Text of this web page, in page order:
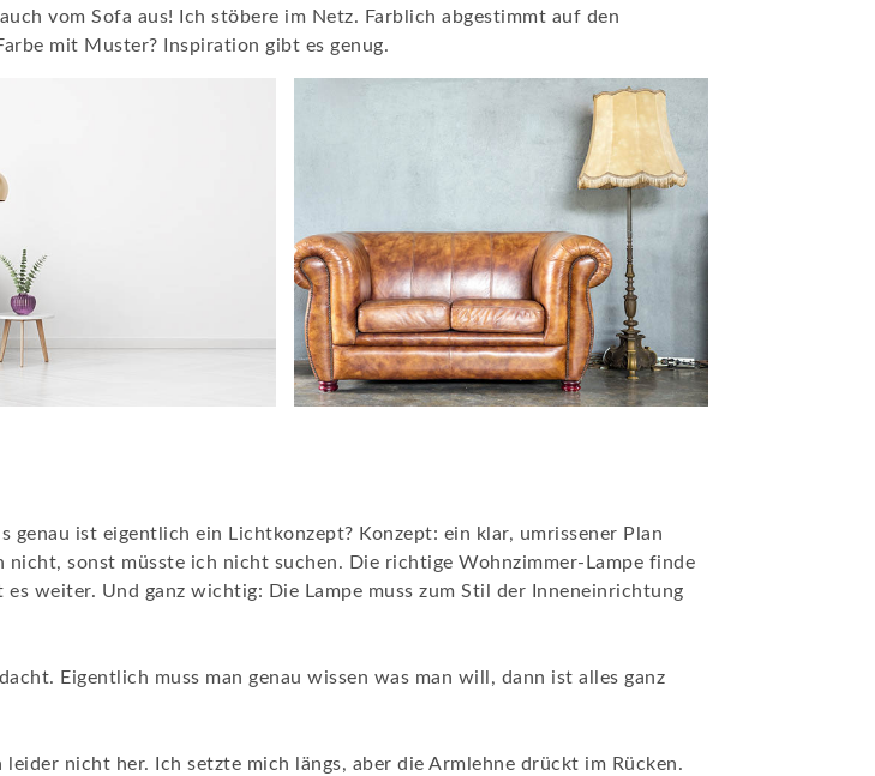
vom Sofa aus! Ich stöbere im Netz. Farblich abgestimmt auf den
mit Muster? Inspiration gibt es genug.
ist eigentlich ein Lichtkonzept? Konzept: ein klar, umrissener Plan
sonst müsste ich nicht suchen. Die richtige Wohnzimmer-Lampe finde
weiter. Und ganz wichtig: Die Lampe muss zum Stil der Inneneinrichtung
Eigentlich muss man genau wissen was man will, dann ist alles ganz
nicht her. Ich setzte mich längs, aber die Armlehne drückt im Rücken.